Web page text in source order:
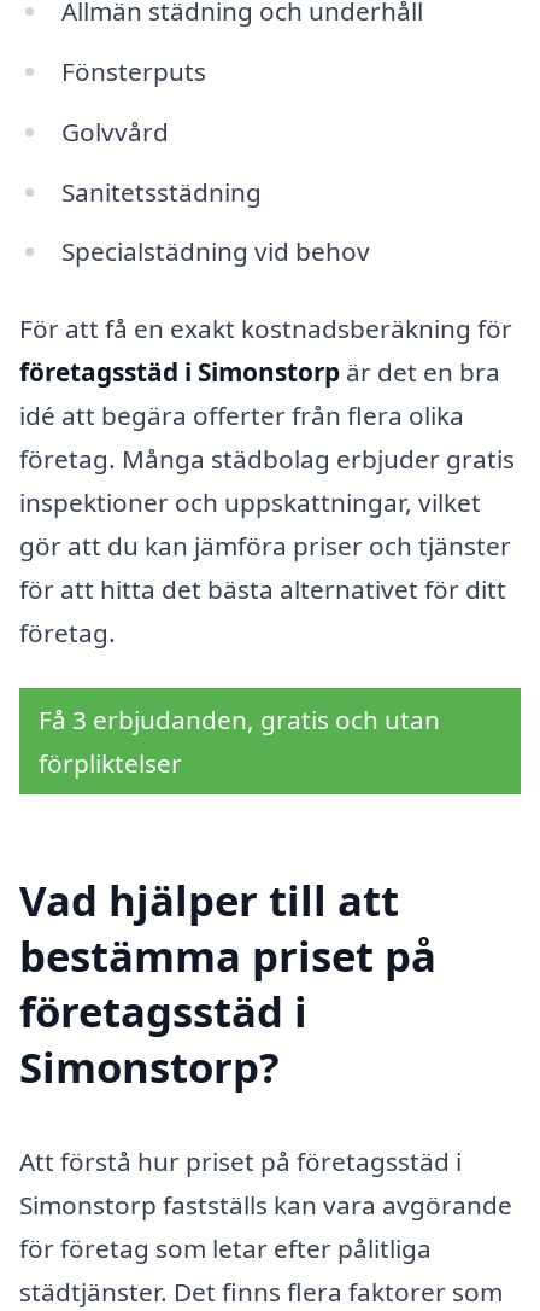
Allmän städning och underhåll
Fönsterputs
Golvvård
Sanitetsstädning
Specialstädning vid behov
För att få en exakt kostnadsberäkning för
företagsstäd i Simonstorp är det en bra
idé att begära offerter från flera olika
företag. Många städbolag erbjuder gratis
inspektioner och uppskattningar, vilket
gör att du kan jämföra priser och tjänster
för att hitta det bästa alternativet för ditt
företag.
Få 3 erbjudanden, gratis och utan
förpliktelser
Vad hjälper till att
bestämma priset på
företagsstäd i
Simonstorp?
Att förstå hur priset på företagsstäd i
Simonstorp fastställs kan vara avgörande
för företag som letar efter pålitliga
städtjänster. Det finns flera faktorer som